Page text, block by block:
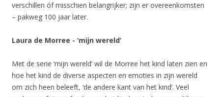
verschillen óf misschien belangrijker; zijn er overeenkomsten
– pakweg 100 jaar later.
Laura de Morree - ‘mijn wereld’
Met de serie ‘mijn wereld’ wil de Morree het kind laten zien en
hoe het kind de diverse aspecten en emoties in zijn wereld
om zich heen beleeft, ‘de andere kant van het kind’. Veel